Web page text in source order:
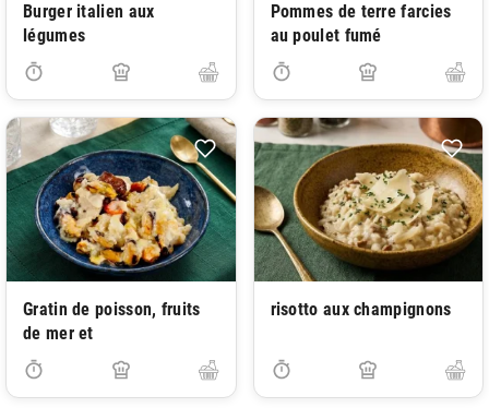
Burger italien aux
légumes
Pommes de terre farcies
au poulet fumé
Gratin de poisson, fruits
de mer et
risotto aux champignons